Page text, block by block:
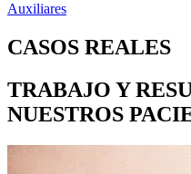
Auxiliares
CASOS REALES
TRABAJO Y
NUESTROS